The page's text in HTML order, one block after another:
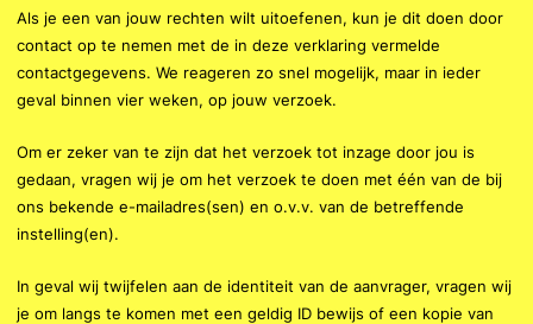
Als je een van jouw rechten wilt uitoefenen, kun je dit doen door
contact op te nemen met de in deze verklaring vermelde
contactgegevens. We reageren zo snel mogelijk, maar in ieder
geval binnen vier weken, op jouw verzoek.
Om er zeker van te zijn dat het verzoek tot inzage door jou is
gedaan, vragen wij je om het verzoek te doen met één van de bij
ons bekende e-mailadres(sen) en o.v.v. van de betreffende
instelling(en).
In geval wij twijfelen aan de identiteit van de aanvrager, vragen wij
je om langs te komen met een geldig ID bewijs of een kopie van